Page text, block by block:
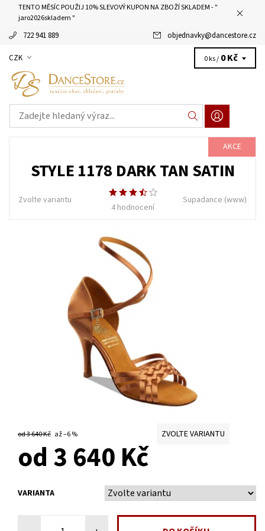
TENTO MĚSÍC POUŽIJ 10% SLEVOVÝ KUPON NA ZBOŽÍ SKLADEM - "
jaro2026skladem "
722 941 889 objednavky@dancestore.cz
CZK 0 ks / 0 Kč
AKCE
STYLE 1178 DARK TAN SATIN
Zvolte variantu
4 hodnocení
Supadance (www)
od 3 640 Kč až–6 % ZVOLTE VARIANTU
od 3 640 Kč
VARIANTA